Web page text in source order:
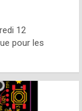
12
pour les